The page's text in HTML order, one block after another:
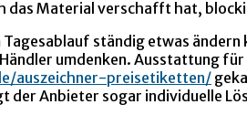
das Material verschafft hat,
ständig etwas
umdenken. Ausstattung
auszeichner-preisetiketten/
Anbieter sogar individuelle